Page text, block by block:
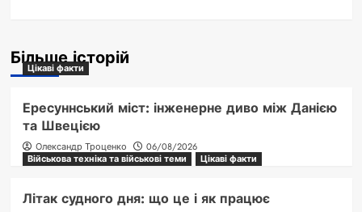
Більше історій
Цікаві факти
Ересуннський міст: інженерне диво між Данією
та Швецією
Олександр Троценко
06/08/2026
Військова техніка та військові теми
Цікаві факти
Літак судного дня: що це і як працює